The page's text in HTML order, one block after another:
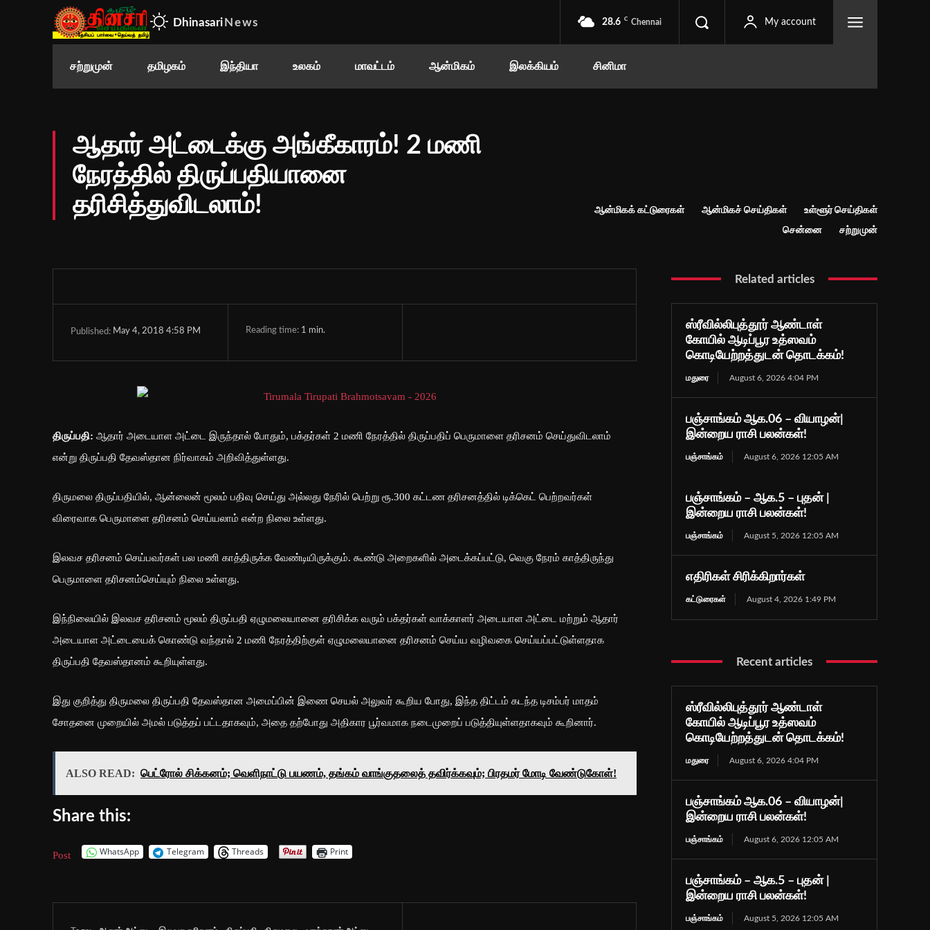
Dhinasari News 28.6 C Chennai My account
சற்றுமுன் தமிழகம் இந்தியா உலகம் மாவட்டம் ஆன்மிகம் இலக்கியம் சினிமா
ஆதார் அட்டைக்கு அங்கீகாரம்! 2 மணி
நேரத்தில் திருப்பதியானை
தரிசித்துவிடலாம்!
ஆன்மிகக் கட்டுரைகள் ஆன்மிகச் செய்திகள் உள்ளூர் செய்திகள்
சென்னை சற்றுமுன்
Published: May 4, 2018 4:58 PM Reading time: 1 min.
திருப்பதி: ஆதார் அடையாள அட்டை இருந்தால் போதும், பக்தர்கள் 2 மணி நேரத்தில் திருப்பதிப் பெருமாளை தரிசனம் செய்துவிடலாம்
என்று திருப்பதி தேவஸ்தான நிர்வாகம் அறிவித்துள்ளது.
திருமலை திருப்பதியில், ஆன்லைன் மூலம் பதிவு செய்து அல்லது நேரில் பெற்று ரூ.300 கட்டண தரிசனத்தில் டிக்கெட் பெற்றவர்கள்
விரைவாக பெருமாளை தரிசனம் செய்யலாம் என்ற நிலை உள்ளது.
இலவச தரிசனம் செய்பவர்கள் பல மணி காத்திருக்க வேண்டியிருக்கும். கூண்டு அறைகளில் அடைக்கப்பட்டு, வெகு நேரம் காத்திருந்து
பெருமாளை தரிசனம்செய்யும் நிலை உள்ளது.
இந்நிலையில் இலவச தரிசனம் மூலம் திருப்பதி ஏழுமலையானை தரிசிக்க வரும் பக்தர்கள் வாக்காளர் அடையாள அட்டை மற்றும் ஆதார்
அடையாள அட்டையைக் கொண்டு வந்தால் 2 மணி நேரத்திற்குள் ஏழுமலையானை தரிசனம் செய்ய வழிவகை செய்யப்பட்டுள்ளதாக
திருப்பதி தேவஸ்தானம் கூறியுள்ளது.
இது குறித்து திருமலை திருப்பதி தேவஸ்தான அமைப்பின் இணை செயல் அலுவர் கூறிய போது, இந்த திட்டம் கடந்த டிசம்பர் மாதம்
சோதனை முறையில் அமல் படுத்தப் பட்டதாகவும், அதை தற்போது அதிகார பூர்வமாக நடைமுறைப் படுத்தியுள்ளதாகவும் கூறினார்.
ALSO READ: பெட்ரோல் சிக்கனம்; வெளிநாட்டு பயணம், தங்கம் வாங்குதலைத் தவிர்க்கவும்; பிரதமர் மோடி வேண்டுகோள்!
Share this:
Post WhatsApp Telegram Threads Print
Related articles
ஸ்ரீவில்லிபுத்தூர் ஆண்டாள்
கோயில் ஆடிப்பூர உத்ஸவம்
கொடியேற்றத்துடன் தொடக்கம்!
மதுரை August 6, 2026 4:04 PM
பஞ்சாங்கம் ஆக.06 – வியாழன்|
இன்றைய ராசி பலன்கள்!
பஞ்சாங்கம் August 6, 2026 12:05 AM
பஞ்சாங்கம் – ஆக.5 – புதன் |
இன்றைய ராசி பலன்கள்!
பஞ்சாங்கம் August 5, 2026 12:05 AM
எதிரிகள் சிரிக்கிறார்கள்
கட்டுரைகள் August 4, 2026 1:49 PM
Recent articles
ஸ்ரீவில்லிபுத்தூர் ஆண்டாள்
கோயில் ஆடிப்பூர உத்ஸவம்
கொடியேற்றத்துடன் தொடக்கம்!
மதுரை August 6, 2026 4:04 PM
பஞ்சாங்கம் ஆக.06 – வியாழன்|
இன்றைய ராசி பலன்கள்!
பஞ்சாங்கம் August 6, 2026 12:05 AM
பஞ்சாங்கம் – ஆக.5 – புதன் |
இன்றைய ராசி பலன்கள்!
பஞ்சாங்கம் August 5, 2026 12:05 AM